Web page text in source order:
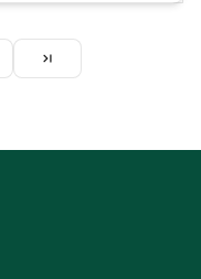
Última
pàgina
last_page